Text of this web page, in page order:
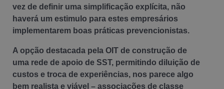
vez de definir uma simplificação explícita, não
haverá um estimulo para estes empresários
implementarem boas práticas prevencionistas.
A opção destacada pela OIT de construção de
uma rede de apoio de SST, permitindo diluição de
custos e troca de experiências, nos parece algo
bem realista e viável – associações de classe